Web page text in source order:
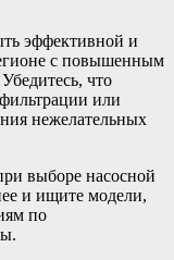
эффективной и
с повышенным
что
или
нежелательных
выборе насосной
и ищите модели,
по